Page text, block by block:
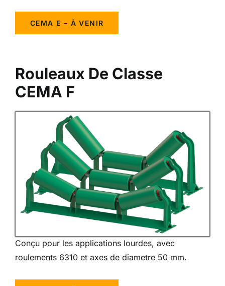
CEMA E – À VENIR
Rouleaux De Classe
CEMA F
Conçu pour les applications lourdes, avec
roulements 6310 et axes de diametre 50 mm.